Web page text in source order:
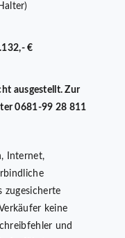
€
ausgestellt. Zur
0681-99 28 811
Internet,
zugesicherte
keine
und